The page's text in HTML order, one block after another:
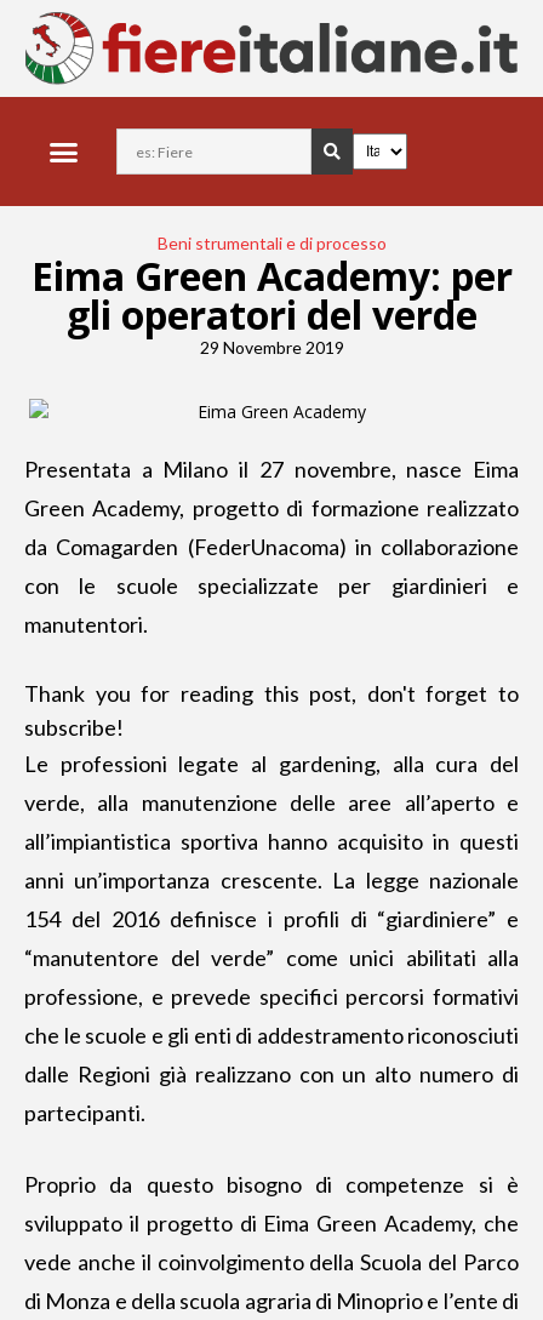
Beni strumentali e di processo
Eima Green Academy: per
gli operatori del verde
29 Novembre 2019
Presentata a Milano il 27 novembre, nasce Eima
Green Academy, progetto di formazione realizzato
da Comagarden (FederUnacoma) in collaborazione
con le scuole specializzate per giardinieri e
manutentori.
Thank you for reading this post, don't forget to
subscribe!
Le professioni legate al gardening, alla cura del
verde, alla manutenzione delle aree all’aperto e
all’impiantistica sportiva hanno acquisito in questi
anni un’importanza crescente. La legge nazionale
154 del 2016 definisce i profili di “giardiniere” e
“manutentore del verde” come unici abilitati alla
professione, e prevede specifici percorsi formativi
che le scuole e gli enti di addestramento riconosciuti
dalle Regioni già realizzano con un alto numero di
partecipanti.
Proprio da questo bisogno di competenze si è
sviluppato il progetto di Eima Green Academy, che
vede anche il coinvolgimento della Scuola del Parco
di Monza e della scuola agraria di Minoprio e l’ente di